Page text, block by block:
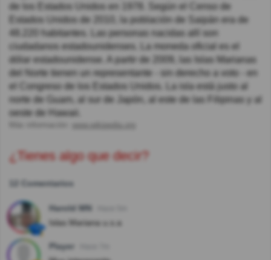
de los Estados Unidos en 1978. Según el Censo de
Estados Unidos de 2010, la población de Saipán era de
48.220 habitantes. Las personas nacidas allí son
ciudadanos estadounidenses. La moneda oficial es el
dólar estadounidense. A partir de 2009, las Islas Marianas
del Norte tienen un representante - sin derecho a voto - en
el Congreso de los Estados Unidos. La isla está justo al
norte de Guam, al sur de Japón, al este de las Filipinas y al
oeste de Hawaii.
www.wikipedia.org
¿Tienes algo que decir?
12 Comentarios
Harold MN
Islas Mariana u.s.a
Player